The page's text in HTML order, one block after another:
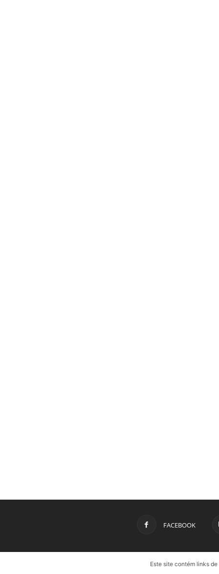
FACEBOOK
Este site contém links